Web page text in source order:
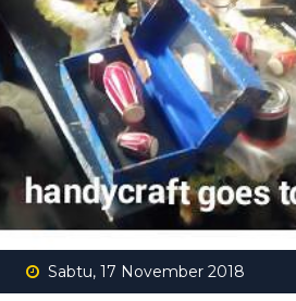
Sabtu, 17 November 2018